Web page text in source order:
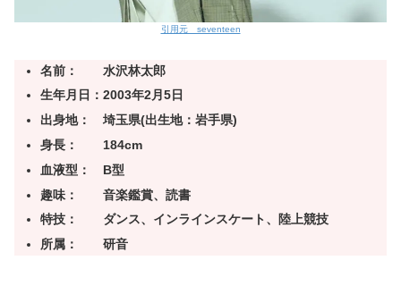
引用元 seventeen
名前： 水沢林太郎
生年月日：2003年2月5日
出身地： 埼玉県(出生地：岩手県)
身長： 184cm
血液型： B型
趣味： 音楽鑑賞、読書
特技： ダンス、インラインスケート、陸上競技
所属： 研音